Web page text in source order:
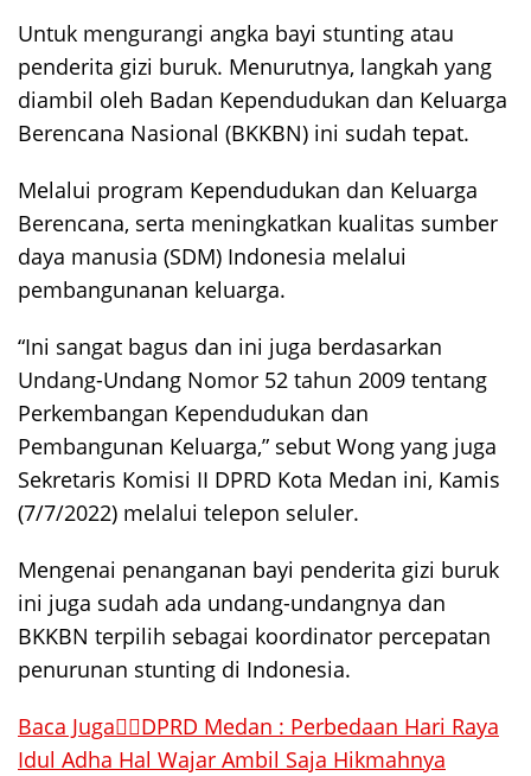
Untuk mengurangi angka bayi stunting atau
penderita gizi buruk. Menurutnya, langkah yang
diambil oleh Badan Kependudukan dan Keluarga
Berencana Nasional (BKKBN) ini sudah tepat.
Melalui program Kependudukan dan Keluarga
Berencana, serta meningkatkan kualitas sumber
daya manusia (SDM) Indonesia melalui
pembangunanan keluarga.
“Ini sangat bagus dan ini juga berdasarkan
Undang-Undang Nomor 52 tahun 2009 tentang
Perkembangan Kependudukan dan
Pembangunan Keluarga,” sebut Wong yang juga
Sekretaris Komisi II DPRD Kota Medan ini, Kamis
(7/7/2022) melalui telepon seluler.
Mengenai penanganan bayi penderita gizi buruk
ini juga sudah ada undang-undangnya dan
BKKBN terpilih sebagai koordinator percepatan
penurunan stunting di Indonesia.
Baca Juga👉🏻DPRD Medan : Perbedaan Hari Raya
Idul Adha Hal Wajar Ambil Saja Hikmahnya